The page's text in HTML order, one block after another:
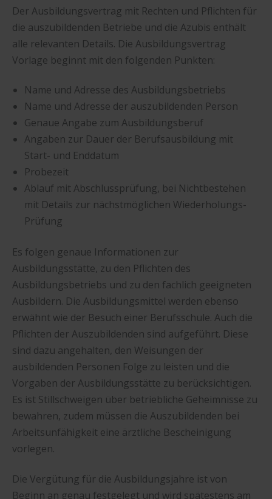
Der Ausbildungsvertrag mit Rechten und Pflichten für
die auszubildenden Betriebe und die Azubis enthält
alle relevanten Details. Die Ausbildungsvertrag
Vorlage beginnt mit den folgenden Punkten:
Name und Adresse des Ausbildungsbetriebs
Name und Adresse der auszubildenden Person
Genaue Angabe zum Ausbildungsberuf
Angaben zur Dauer der Berufsausbildung mit
Start- und Enddatum
Probezeit
Ablauf mit Abschlussprüfung, bei Nichtbestehen
mit Details zur nächstmöglichen Wiederholungs-
Prüfung
Es folgen genaue Informationen zur
Ausbildungsstätte, zu den Pflichten des
Ausbildungsbetriebs und zu den fachlich geeigneten
Ausbildern. Die Ausbildungsmittel werden ebenso
erwähnt wie der Besuch einer Berufsschule. Auch die
Pflichten der Auszubildenden sind aufgeführt. Diese
sind dazu angehalten, den Weisungen der
ausbildenden Personen Folge zu leisten und die
Vorgaben der Ausbildungsstätte zu berücksichtigen.
Es ist Stillschweigen über betriebliche Geheimnisse zu
bewahren, zudem müssen die Auszubildenden bei
Arbeitsunfähigkeit eine ärztliche Bescheinigung
vorlegen.
Die Vergütung für die Ausbildungsjahre ist von
Beginn an genau festgelegt und wird spätestens am